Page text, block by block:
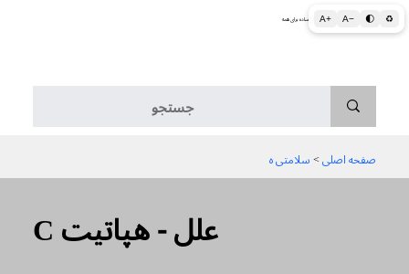
A+ A− 🌓 ♻ اطلاعات پزشکی و بهداشتی به زبان ساده برای همه
صفحه اصلی > سلامتی ه
C علل - هپاتیت